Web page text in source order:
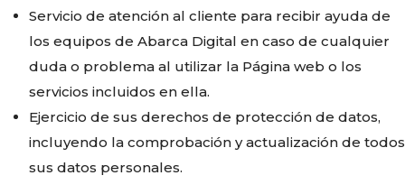
Servicio de atención al cliente para recibir ayuda de
los equipos de Abarca Digital en caso de cualquier
duda o problema al utilizar la Página web o los
servicios incluidos en ella.
Ejercicio de sus derechos de protección de datos,
incluyendo la comprobación y actualización de todos
sus datos personales.